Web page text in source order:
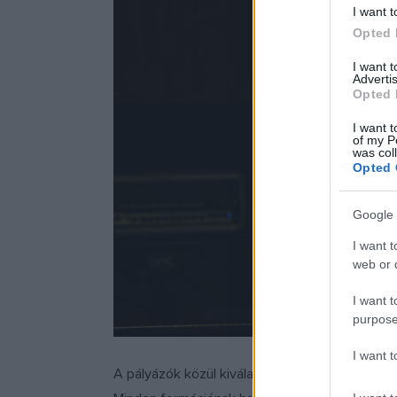
I want
Opted
I want
Opted
I want
of my
was
Opted
Google
I want
web or
I want
I want
A pályázók közül kiválasztott 61 előadót